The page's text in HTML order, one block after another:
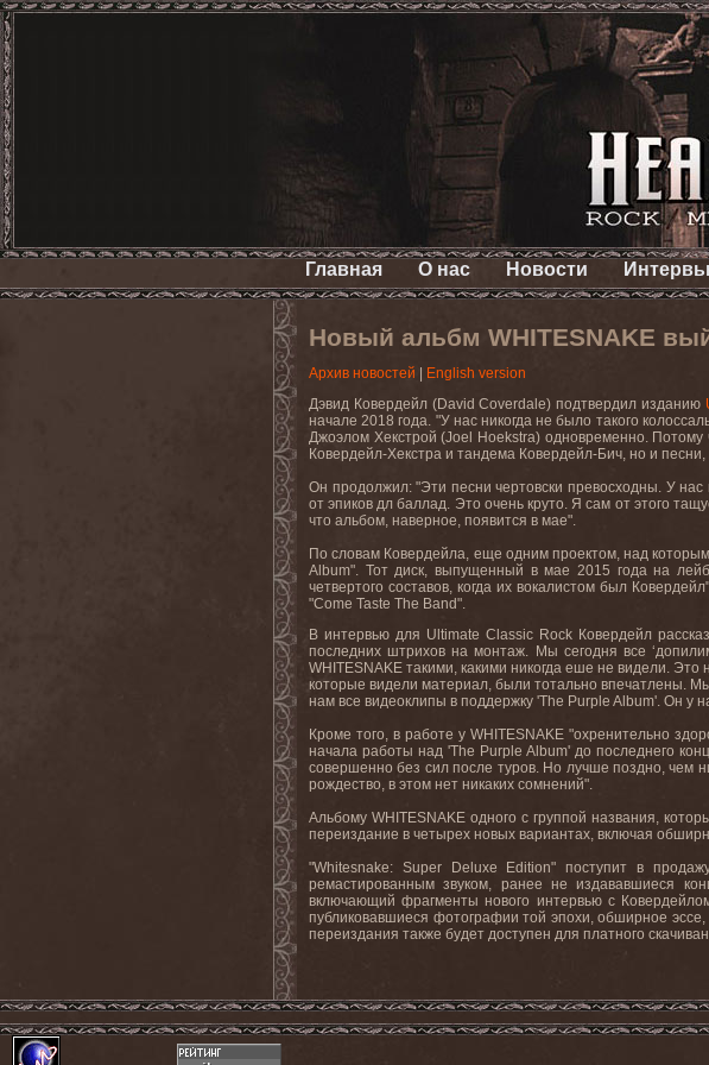
Главная О нас Новости
Новый альбм WHITESNAKE
Архив новостей
English version
Дэвид Ковердейл(David Coverdale)подтвердил изданию
начале 2018 года. "У нас никогда не было такого
Джоэлом Хекстрой (Joel Hoekstra) одновременно. Потому
Ковердейл-Хекстра и тандема Ковердейл-Бич, но и
Он продолжил: "Эти песни чертовски превосходны. У нас
от эпиков дл баллад. Это очень круто. Я сам от этого
что альбом, наверное, появится в мае".
По словам Ковердейла, еще одним проектом, над
Album". Тот диск, выпущенный в мае 2015 года на
четвертого составов, когда их вокалистом был
"Come Taste The Band".
В интервью для Ultimate Classic Rock Ковердейл
последних штрихов на монтаж. Мы сегодня все ‘
WHITESNAKEтакими,какими никогда еше не видели. Это
которые видели материал, были тотально впечатлены.
нам все видеоклипы в поддержку 'The Purple Album'. Он у
Кроме того, в работе уWHITESNAKE "охренительно
начала работы над 'The Purple Album' до последнего
совершенно без сил после туров. Но лучше поздно,чем
рождество, в этом нет никаких сомнений".
АльбомуWHITESNAKE одного с группой названия,
переиздание в четырех новых вариантах, включая
"Whitesnake: Super Deluxe Edition" поступит в
ремастированным звуком, ранее не издававшиеся
включающий фрагменты нового интервью с
публиковавшиеся фотографии той эпохи, обширное
переиздания также будет доступен для платного